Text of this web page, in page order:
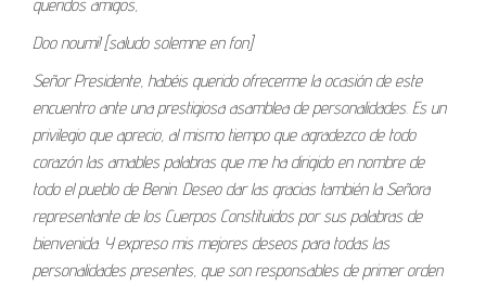
queridos amigos,
Doo noumi! [saludo solemne en fon]
Señor Presidente, habéis querido ofrecerme la ocasión de este
encuentro ante una prestigiosa asamblea de personalidades. Es un
privilegio que aprecio, al mismo tiempo que agradezco de todo
corazón las amables palabras que me ha dirigido en nombre de
todo el pueblo de Benin. Deseo dar las gracias también la Señora
representante de los Cuerpos Constituidos por sus palabras de
bienvenida. Y expreso mis mejores deseos para todas las
personalidades presentes, que son responsables de primer orden